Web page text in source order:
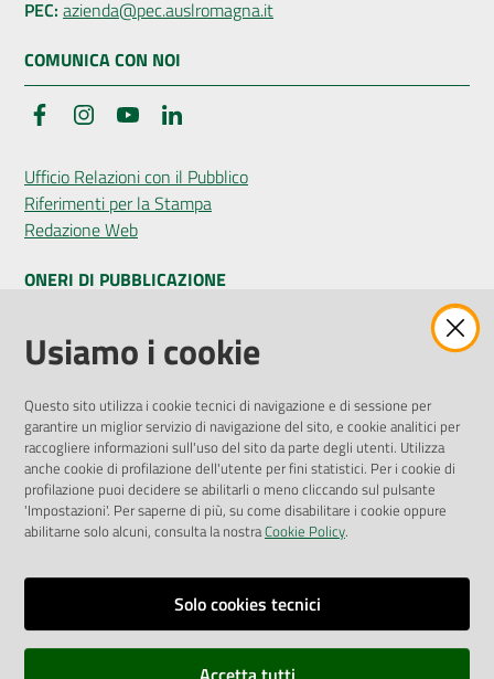
PEC: azienda@pec.auslromagna.it
COMUNICA CON NOI
FacebookInstagramYouTube
Ufficio Relazioni con il Pubblico
Riferimenti per la Stampa
Redazione Web
ONERI DI PUBBLICAZIONE
Amministrazione Trasparente
Pubblicità legale
Privacy Policy
Attuazione Misure PNRR
Liste di Attesa
ENTI, IMPRESE E PARTNER
Fatturazione Elettronica
Richiesta Patrocinio
Usiamo i cookie
Questo sito utilizza i cookie tecnici di navigazione e di sessione per
garantire un miglior servizio di navigazione del sito, e cookie analitici per
raccogliere informazioni sull'uso del sito da parte degli utenti. Utilizza
anche cookie di profilazione dell'utente per fini statistici. Per i cookie di
profilazione puoi decidere se abilitarli o meno cliccando sul pulsante
'Impostazioni'. Per saperne di più, su come disabilitare i cookie oppure
abilitarne solo alcuni, consulta la nostraCookie Policy.
Solo cookies tecnici